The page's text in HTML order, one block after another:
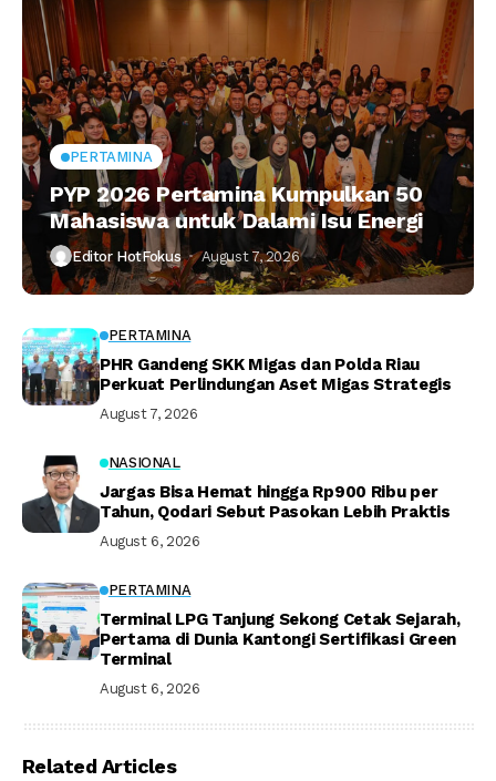
PERTAMINA
PYP 2026 Pertamina Kumpulkan 50
Mahasiswa untuk Dalami Isu Energi
Editor HotFokus August 7, 2026
PERTAMINA
PHR Gandeng SKK Migas dan Polda Riau
Perkuat Perlindungan Aset Migas Strategis
August 7, 2026
NASIONAL
Jargas Bisa Hemat hingga Rp900 Ribu per
Tahun, Qodari Sebut Pasokan Lebih Praktis
August 6, 2026
PERTAMINA
Terminal LPG Tanjung Sekong Cetak Sejarah,
Pertama di Dunia Kantongi Sertifikasi Green
Terminal
August 6, 2026
Related Articles